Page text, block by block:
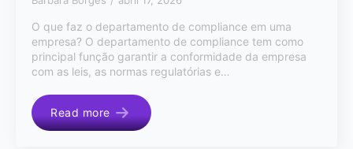
O que faz o departamento de compliance em uma
empresa? O departamento de compliance tem como
principal função garantir a conformidade da empresa
com as leis, as normas regulatórias e…
Read more